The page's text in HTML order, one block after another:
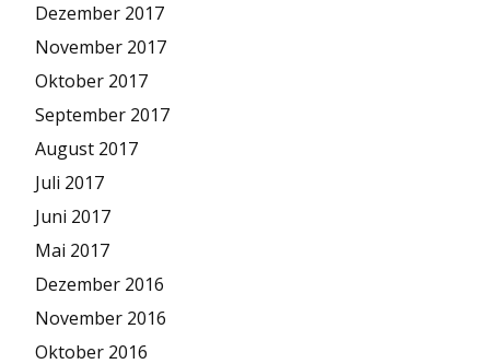
Dezember 2017
November 2017
Oktober 2017
September 2017
August 2017
Juli 2017
Juni 2017
Mai 2017
Dezember 2016
November 2016
Oktober 2016